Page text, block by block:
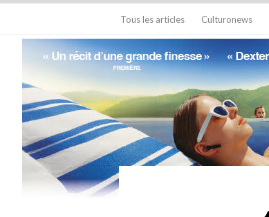
Tous les articles Culturonews